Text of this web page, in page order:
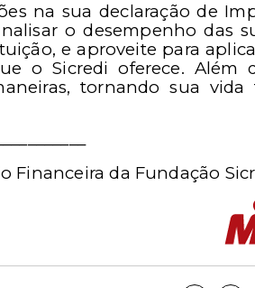
na sua declaração de
o desempenho das
e aproveite para
o Sicredi oferece. Além
tornando sua vida
Financeira da Fundação